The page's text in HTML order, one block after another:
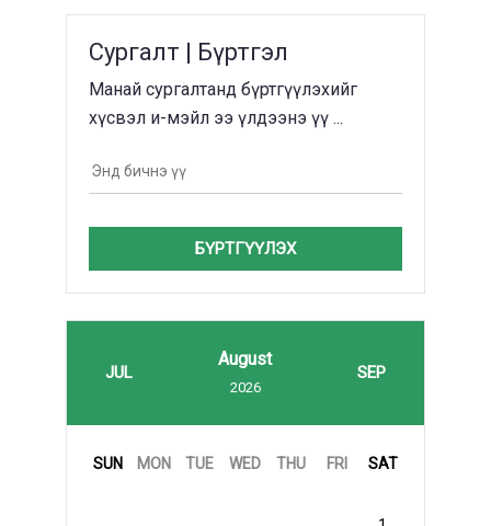
Сургалт | Бүртгэл
Манай сургалтанд бүртгүүлэхийг
хүсвэл и-мэйл ээ үлдээнэ үү ...
БҮРТГҮҮЛЭХ
JUL
August
2026
SEP
SUN MON TUE WED THU FRI SAT